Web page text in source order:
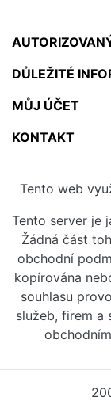
DŮLEŽITÉ
MŮJ ÚČET
KONTAKT
Tento web
Tento server je
Žádná část
obchodní
kopírována
souhlasu
služeb, firem a